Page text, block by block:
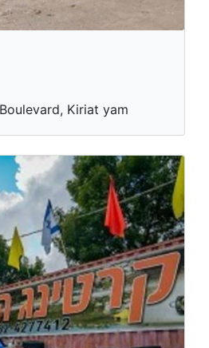
Kiriat yam